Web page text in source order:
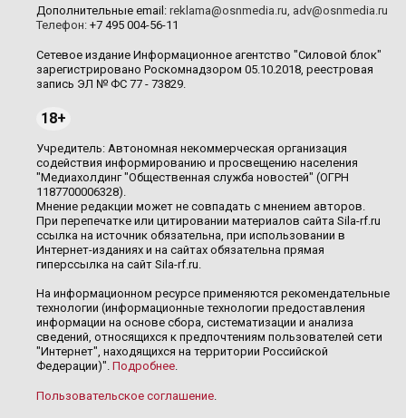
Дополнительные email: reklama@osnmedia.ru, adv@osnmedia.ru
Телефон: +7 495 004-56-11
Сетевое издание Информационное агентство "Силовой блок"
зарегистрировано Роскомнадзором 05.10.2018, реестровая
запись ЭЛ № ФС 77 - 73829.
18+
Учредитель: Автономная некоммерческая организация
содействия информированию и просвещению населения
"Медиахолдинг "Общественная служба новостей" (ОГРН
1187700006328).
Мнение редакции может не совпадать с мнением авторов.
При перепечатке или цитировании материалов сайта Sila-rf.ru
ссылка на источник обязательна, при использовании в
Интернет-изданиях и на сайтах обязательна прямая
гиперссылка на сайт Sila-rf.ru.
На информационном ресурсе применяются рекомендательные
технологии (информационные технологии предоставления
информации на основе сбора, систематизации и анализа
сведений, относящихся к предпочтениям пользователей сети
"Интернет", находящихся на территории Российской
Федерации)". Подробнее.
Пользовательское соглашение.